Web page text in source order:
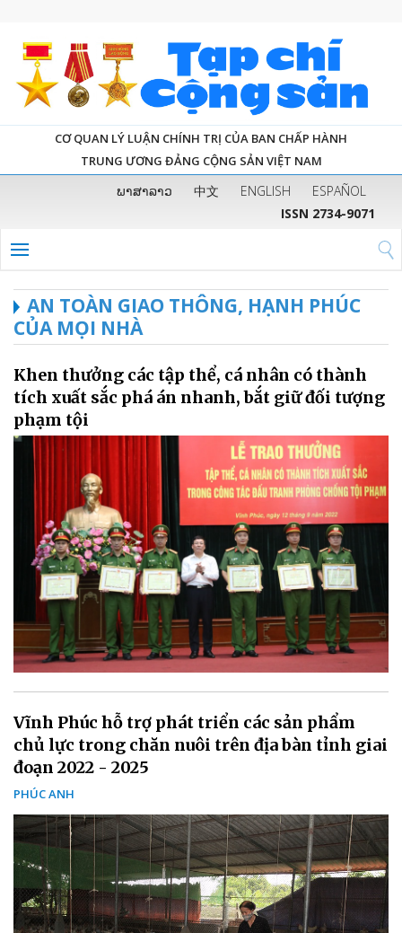
CƠ QUAN LÝ LUẬN CHÍNH TRỊ CỦA BAN CHẤP HÀNH
TRUNG ƯƠNG ĐẢNG CỘNG SẢN VIỆT NAM
ພາສາລາວ 中文 ENGLISH
ESPAÑOL
ISSN 2734-9071
AN TOÀN GIAO THÔNG, HẠNH PHÚC
CỦA MỌI NHÀ
Khen thưởng các tập thể, cá nhân có thành
tích xuất sắc phá án nhanh, bắt giữ đối tượng
phạm tội
Vĩnh Phúc hỗ trợ phát triển các sản phẩm
chủ lực trong chăn nuôi trên địa bàn tỉnh giai
đoạn 2022 - 2025
PHÚC ANH